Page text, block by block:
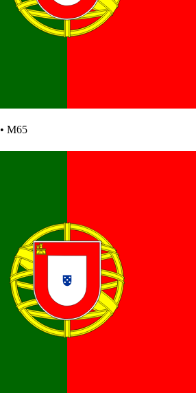
• M65